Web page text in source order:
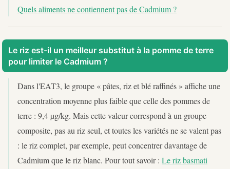
Quels aliments ne contiennent pas de Cadmium ?
Le riz est-il un meilleur substitut à la pomme de terre
pour limiter le Cadmium ?
Dans l'EAT3, le groupe « pâtes, riz et blé raffinés » affiche une
concentration moyenne plus faible que celle des pommes de
terre : 9,4 µg/kg. Mais cette valeur correspond à un groupe
composite, pas au riz seul, et toutes les variétés ne se valent pas
: le riz complet, par exemple, peut concentrer davantage de
Cadmium que le riz blanc. Pour tout savoir : Le riz basmati